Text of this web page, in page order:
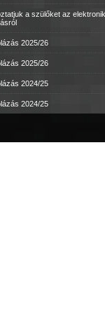
a szülőket az
2025/26
2025/26
2024/25
2024/25